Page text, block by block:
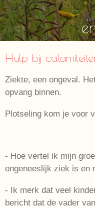
Hulp bij
Ziekte, een ongeval.
opvang binnen.
Plotseling kom je voor
- Hoe vertel ik mijn
ongeneeslijk ziek is en
- Ik merk dat veel
bericht dat de vader